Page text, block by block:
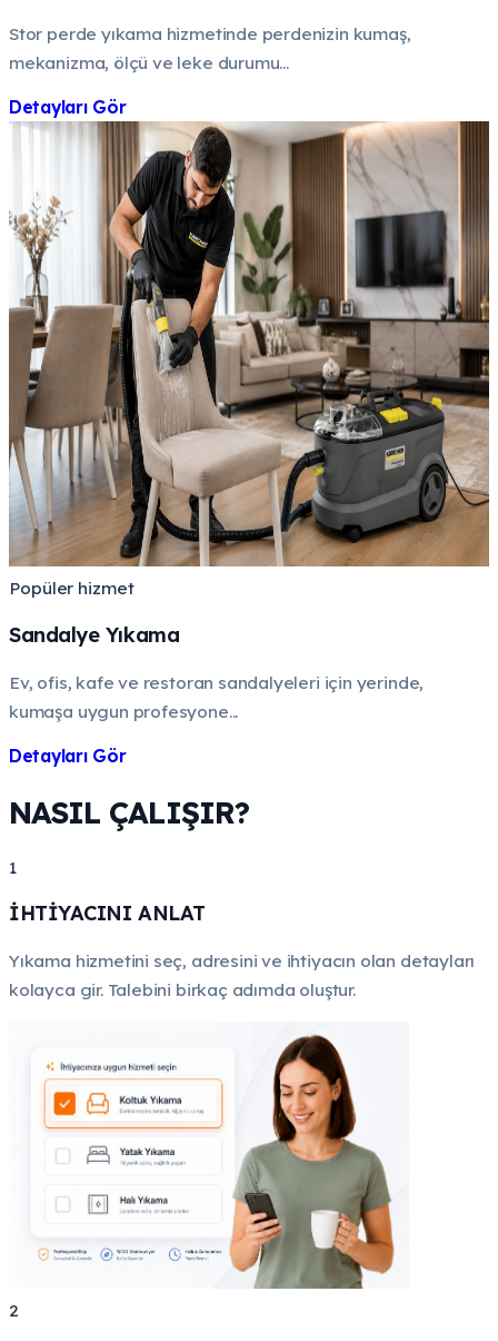
Stor perde yıkama hizmetinde perdenizin kumaş,
mekanizma, ölçü ve leke durumu...
Detayları Gör
Popüler hizmet
Sandalye Yıkama
Ev, ofis, kafe ve restoran sandalyeleri için yerinde,
kumaşa uygun profesyone...
Detayları Gör
NASIL ÇALIŞIR?
1
İHTİYACINI ANLAT
Yıkama hizmetini seç, adresini ve ihtiyacın olan detayları
kolayca gir. Talebini birkaç adımda oluştur.
2